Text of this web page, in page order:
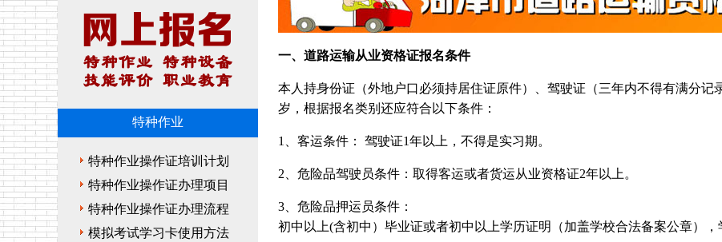
特种作业
特种作业操作证培训计划
特种作业操作证办理项目
特种作业操作证办理流程
模拟考试学习卡使用方法
一、道路运输从业资格证报名条件
本人持身份证（外地户口必须持居住证原件）、驾驶证（三年内不得有满分记
岁，根据报名类别还应符合以下条件：
1、客运条件： 驾驶证1年以上，不得是实习期。
2、危险品驾驶员条件：取得客运或者货运从业资格证2年以上。
3、危险品押运员条件：
初中以上(含初中）毕业证或者初中以上学历证明（加盖学校合法备案公章），